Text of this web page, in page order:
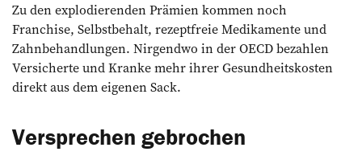
Zu den explodierenden Prämien kommen noch
Franchise, Selbstbehalt, rezeptfreie Medikamente und
Zahnbehandlungen. Nirgendwo in der OECD bezahlen
Versicherte und Kranke mehr ihrer Gesundheitskosten
direkt aus dem eigenen Sack.
Versprechen gebrochen